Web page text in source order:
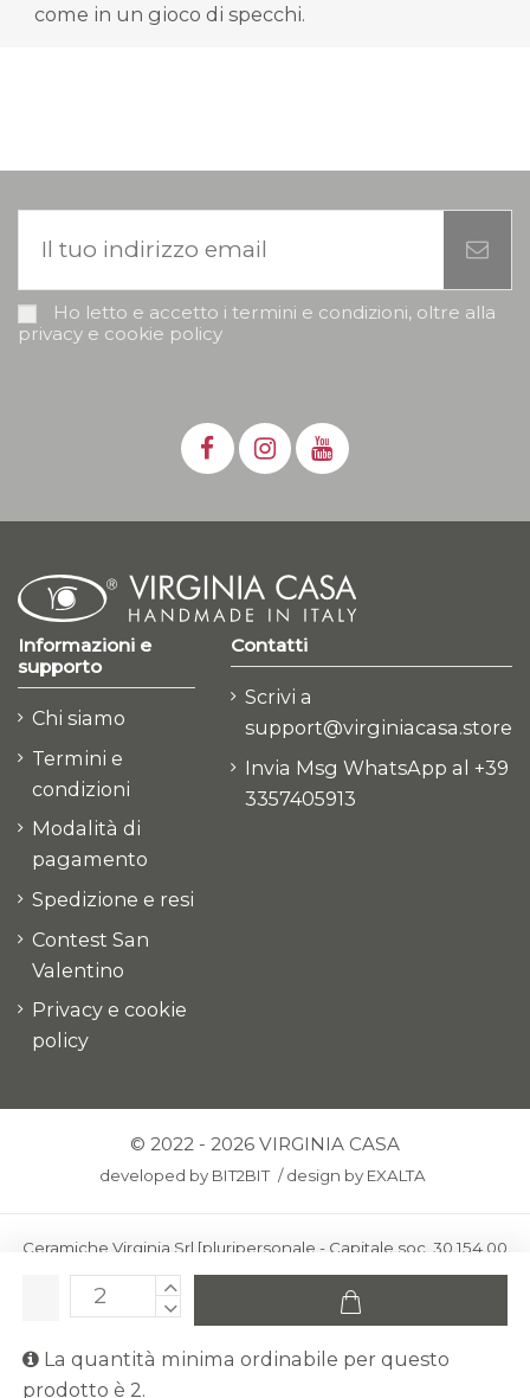
La quantità minima ordinabile per questo
prodotto è 2.
come in un gioco di specchi.
Ho letto e accetto i termini e condizioni, oltre alla
privacy e cookie policy
Informazioni e
supporto
Chi siamo
Termini e
condizioni
Modalità di
pagamento
Spedizione e resi
Contest San
Valentino
Privacy e cookie
policy
Contatti
Scrivi a
support@virginiacasa.store
Invia Msg WhatsApp al +39
3357405913
© 2022 - 2026 VIRGINIA CASA
developed by BIT2BIT /design by EXALTA
Ceramiche Virginia Srl [pluripersonale - Capitale soc. 30.154,00
euro i.v.] - Via Virginio 378 – 50025 Montespertoli, loc. Anselmo
ceramichevirginia@pec.it